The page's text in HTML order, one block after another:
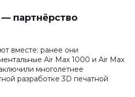
партнёрство
вместе: ранее они
Air Max 1000 и Air Max
многолетнее
разработке 3D печатной